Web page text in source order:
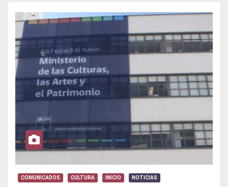
COMUNICADOS CULTURA INICIO NOTICIAS